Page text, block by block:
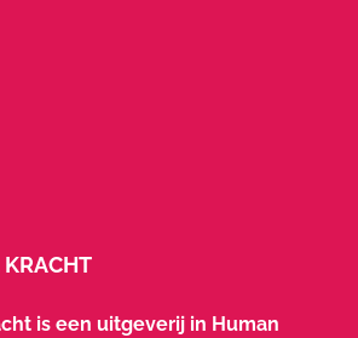
KRACHT
is een uitgeverij in Human